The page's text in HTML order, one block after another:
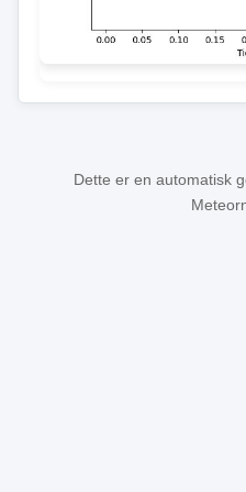
Dette er en automatisk